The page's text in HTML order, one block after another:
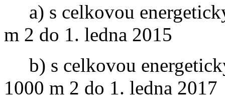
a) s celkovou
m 2 do 1. ledna 2015
b) s celkovou
1000 m 2 do 1. ledna 2017